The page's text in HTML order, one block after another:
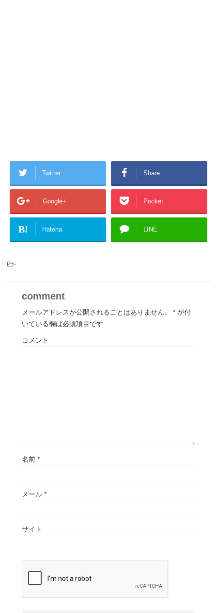
Twitter Share
Google+ Pocket
B! Hatena LINE
-
comment
メールアドレスが公開されることはありません。 * が付
いている欄は必須項目です
コメント
名前 *
メール *
サイト